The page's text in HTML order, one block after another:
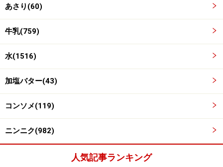
バター、牛乳を加える
あさり(60)
牛乳(759)
水(1516)
加塩バター(43)
コンソメ(119)
ニンニク(982)
人気記事ランキング